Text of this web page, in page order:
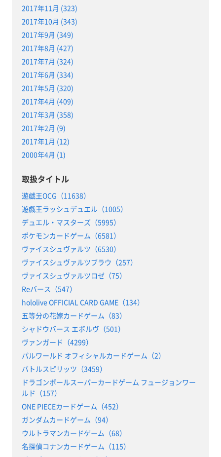
2017年11月 (323)
2017年10月 (343)
2017年9月 (349)
2017年8月 (427)
2017年7月 (324)
2017年6月 (334)
2017年5月 (320)
2017年4月 (409)
2017年3月 (358)
2017年2月 (9)
2017年1月 (12)
2000年4月 (1)
取扱タイトル
遊戯王OCG（11638）
遊戯王ラッシュデュエル（1005）
デュエル・マスターズ（5995）
ポケモンカードゲーム（6581）
ヴァイスシュヴァルツ（6530）
ヴァイスシュヴァルツブラウ（257）
ヴァイスシュヴァルツロゼ（75）
Reバース（547）
hololive OFFICIAL CARD GAME（134）
五等分の花嫁カードゲーム（83）
シャドウバース エボルヴ（501）
ヴァンガード（4299）
パルワールド オフィシャルカードゲーム（2）
バトルスピリッツ（3459）
ドラゴンボールスーパーカードゲーム フュージョンワー
ルド（157）
ONE PIECEカードゲーム（452）
ガンダムカードゲーム（94）
ウルトラマンカードゲーム（68）
名探偵コナンカードゲーム（115）